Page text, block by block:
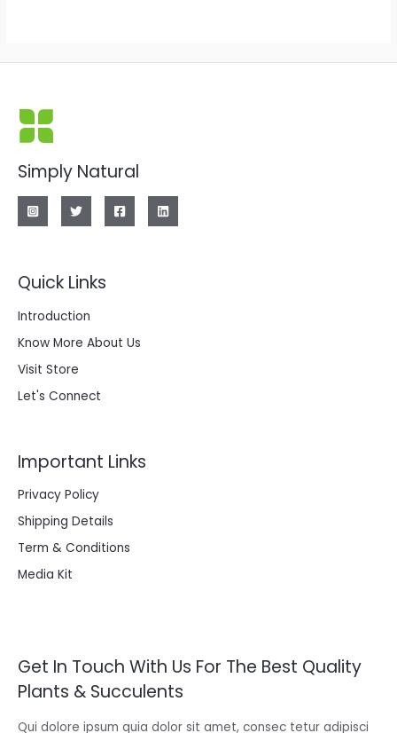
Simply Natural
Quick Links
Introduction
Know More About Us
Visit Store
Let's Connect
Important Links
Privacy Policy
Shipping Details
Term & Conditions
Media Kit
Get In Touch With Us For The Best Quality
Plants & Succulents
Qui dolore ipsum quia dolor sit amet, consec tetur adipisci